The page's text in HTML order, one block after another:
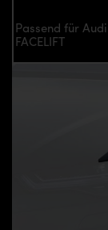
Passend für
FACELIFT